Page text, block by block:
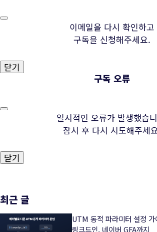
이메일을 다시 확인하고
구독을 신청해주세요.
닫기
구독 오류
일시적인 오류가 발생했습
잠시 후 다시 시도해주세
닫기
최근 글
UTM 동적 파라미터 설정
링크드인, 네이버 GFA까지